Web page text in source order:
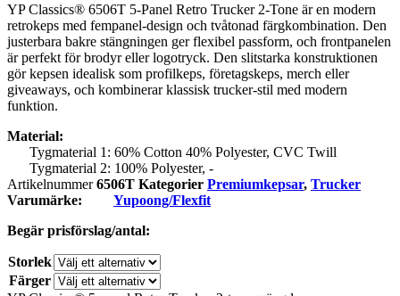
YP Classics® 6506T 5-Panel Retro Trucker 2-Tone är en modern
retrokeps med fempanel-design och tvåtonad färgkombination. Den
justerbara bakre stängningen ger flexibel passform, och frontpanelen
är perfekt för brodyr eller logotryck. Den slitstarka konstruktionen
gör kepsen idealisk som profilkeps, företagskeps, merch eller
giveaways, och kombinerar klassisk trucker-stil med modern
funktion.
Material:
Tygmaterial 1: 60% Cotton 40% Polyester, CVC Twill
Tygmaterial 2: 100% Polyester, -
Artikelnummer6506T Kategorier Premiumkepsar, Trucker
Varumärke:
Yupoong/Flexfit
Begär prisförslag/antal:
Storlek
Färger